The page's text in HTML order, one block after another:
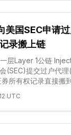
一个人口超过2.4亿
划定至少两类符合
种<a href="ht
国SEC申请过
录搬上链
层Layer 1公链
(SEC)提交过户代
所有权记录直接搬
项工作如今由多家
这一职能放到自己
交易后对账的情况
UTC